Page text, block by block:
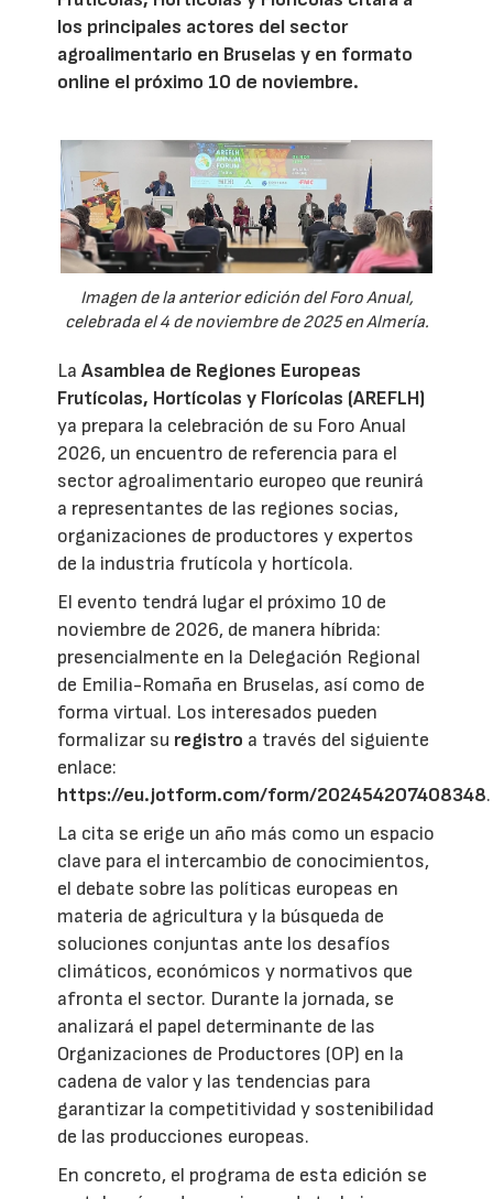
los principales actores del sector
agroalimentario en Bruselas y en formato
online el próximo 10 de noviembre.
Imagen de la anterior edición del Foro Anual,
celebrada el 4 de noviembre de 2025 en Almería.
LaAsamblea de Regiones Europeas
Frutícolas, Hortícolas y Florícolas (AREFLH)
ya prepara la celebración de su Foro Anual
2026, un encuentro de referencia para el
sector agroalimentario europeo que reunirá
a representantes de las regiones socias,
organizaciones de productores y expertos
de la industria frutícola y hortícola.
El evento tendrá lugar el próximo 10 de
noviembre de 2026, de manera híbrida:
presencialmente en la Delegación Regional
de Emilia-Romaña en Bruselas, así como de
forma virtual. Los interesados pueden
formalizar su registro a través del siguiente
enlace:
https://eu.jotform.com/form/202454207408348.
La cita se erige un año más como un espacio
clave para el intercambio de conocimientos,
el debate sobre las políticas europeas en
materia de agricultura y la búsqueda de
soluciones conjuntas ante los desafíos
climáticos, económicos y normativos que
afronta el sector. Durante la jornada, se
analizará el papel determinante de las
Organizaciones de Productores (OP) en la
cadena de valor y las tendencias para
garantizar la competitividad y sostenibilidad
de las producciones europeas.
En concreto, el programa de esta edición se